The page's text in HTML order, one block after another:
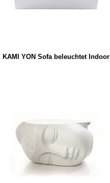
KAMI YON Sofa beleuchtet Indoor